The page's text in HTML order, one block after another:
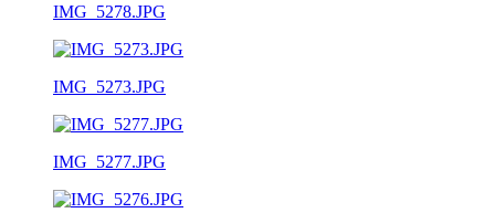
IMG_5278.JPG
IMG_5273.JPG
IMG_5277.JPG